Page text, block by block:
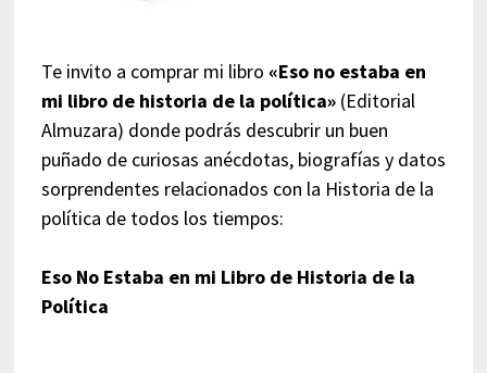
Te invito a comprar mi libro «Eso no estaba en
mi libro de historia de la política»(Editorial
Almuzara) donde podrás descubrir un buen
puñado de curiosas anécdotas, biografías y datos
sorprendentes relacionados con la Historia de la
política de todos los tiempos:
Eso No Estaba en mi Libro de Historia de la
Política